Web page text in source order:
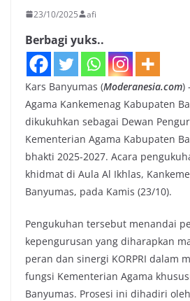
23/10/2025 afi
Berbagi yuks..
Kars Banyumas (Moderanesia.com)
Agama Kankemenag Kabupaten
dikukuhkan sebagai Dewan
Kementerian Agama Kabupaten
bhakti 2025-2027. Acara
khidmat di Aula Al Ikhlas,
Banyumas, pada Kamis (23/10).
Pengukuhan tersebut menandai
kepengurusan yang diharapkan
peran dan sinergi KORPRI dalam
fungsi Kementerian Agama
Banyumas. Prosesi ini dihadiri